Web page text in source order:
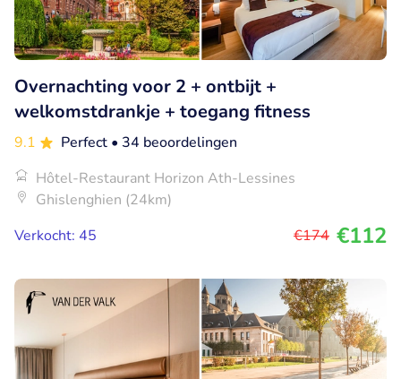
Overnachting voor 2 + ontbijt +
welkomstdrankje + toegang fitness
9.1 Perfect • 34 beoordelingen
Hôtel-Restaurant Horizon Ath-Lessines
Ghislenghien (24km)
Verkocht: 45
€174 €112